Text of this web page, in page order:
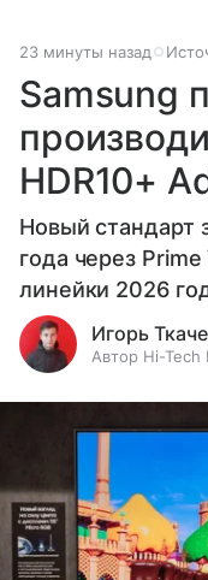
23 минуты назад
Samsung
HDR10+
Новый стандарт
года через
линейки 2026
Игорь
Автор Hi-Tech